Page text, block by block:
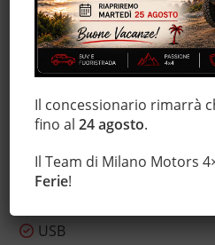
Servosterzo
Sistema di visione
Sound system
Specchietti laterali elettrici
Start/Stop Automatico
Telecamera per
Tetto panorama
Tettuccio apribile
USB
Il concessionario rimarrà
fino al24 agosto.
Il Team di Milano Motors
Ferie!